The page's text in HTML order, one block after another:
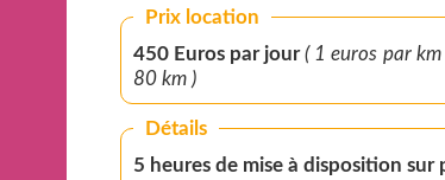
Prix location
450 Euros par jour( 1 euros par
80 km )
Détails
5 heures de mise à disposition sur